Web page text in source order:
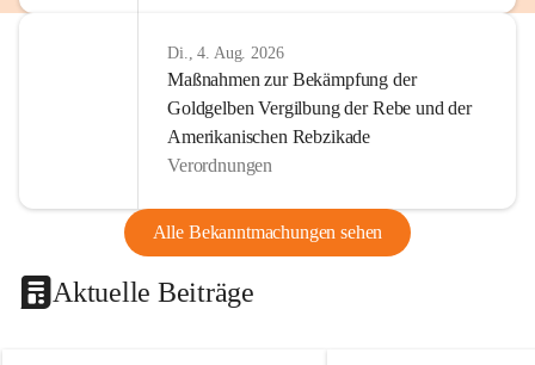
Di., 4. Aug. 2026
Maßnahmen zur Bekämpfung der
Goldgelben Vergilbung der Rebe und der
Amerikanischen Rebzikade
Verordnungen
Alle Bekanntmachungen sehen
Aktuelle Beiträge